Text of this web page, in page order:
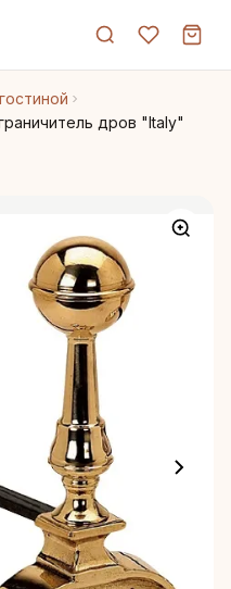
дров "Italy"